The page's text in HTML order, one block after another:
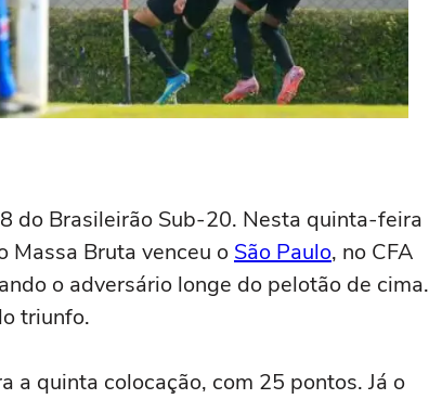
do Brasileirão Sub-20. Nesta quinta-feira
Massa Bruta venceu o São Paulo, no CFA
o adversário longe do pelotão de cima.
triunfo.
a quinta colocação, com 25 pontos. Já o